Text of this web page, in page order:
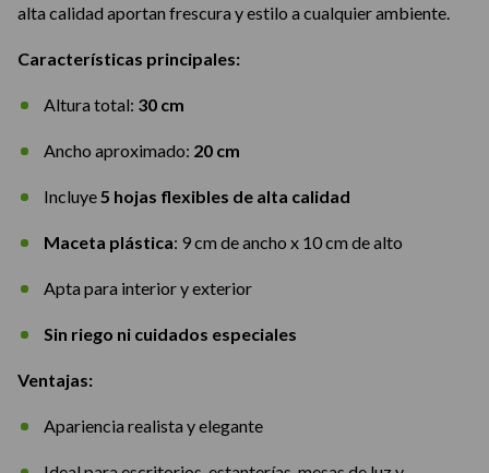
alta calidad aportan frescura y estilo a cualquier ambiente.
Características principales:
Altura total: 30 cm
Ancho aproximado: 20 cm
Incluye 5 hojas flexibles de alta calidad
Maceta plástica: 9 cm de ancho x 10 cm de alto
Apta para interior y exterior
Sin riego ni cuidados especiales
Ventajas:
Apariencia realista y elegante